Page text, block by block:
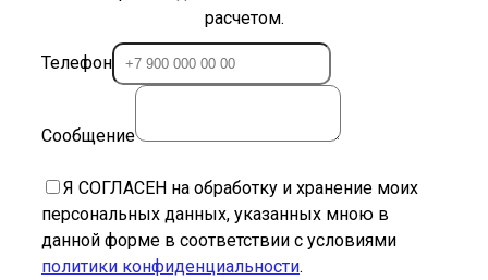
расчетом.
Телефон
Сообщение
Я СОГЛАСЕН на обработку и хранение моих
персональных данных, указанных мною в
данной форме в соответствии с условиями
политики конфиденциальности.